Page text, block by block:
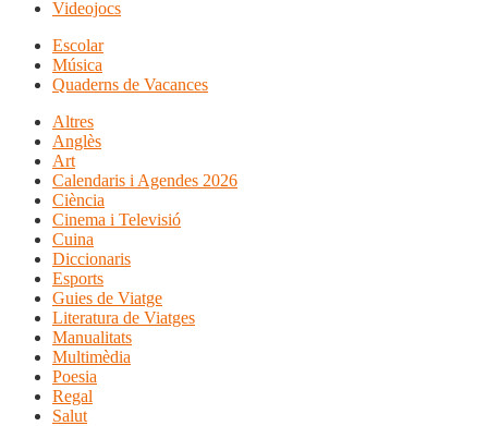
Videojocs
Escolar
Música
Quaderns de Vacances
Altres
Anglès
Art
Calendaris i Agendes 2026
Ciència
Cinema i Televisió
Cuina
Diccionaris
Esports
Guies de Viatge
Literatura de Viatges
Manualitats
Multimèdia
Poesia
Regal
Salut